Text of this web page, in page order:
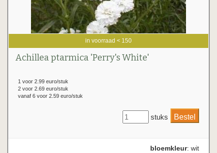
in voorraad < 150
Achillea ptarmica 'Perry's White'
1 voor 2.99 euro/stuk
2 voor 2.69 euro/stuk
vanaf 6 voor 2.59 euro/stuk
stuks
bloemkleur: wit